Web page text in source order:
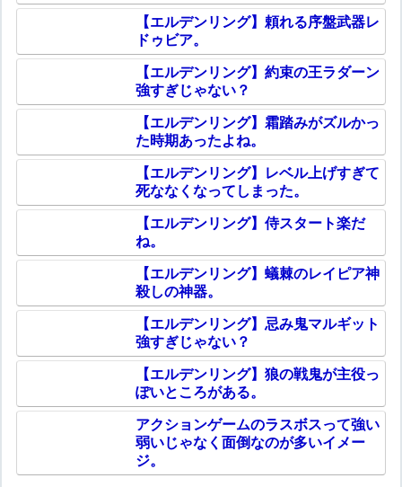
【エルデンリング】頼れる序盤武器レ
ドゥビア。
【エルデンリング】約束の王ラダーン
強すぎじゃない？
【エルデンリング】霜踏みがズルかっ
た時期あったよね。
【エルデンリング】レベル上げすぎて
死ななくなってしまった。
【エルデンリング】侍スタート楽だ
ね。
【エルデンリング】蟻棘のレイピア神
殺しの神器。
【エルデンリング】忌み鬼マルギット
強すぎじゃない？
【エルデンリング】狼の戦鬼が主役っ
ぽいところがある。
アクションゲームのラスボスって強い
弱いじゃなく面倒なのが多いイメー
ジ。